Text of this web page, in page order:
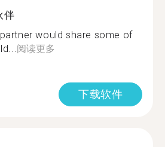
伴
would share some of
阅读更多
下载软件